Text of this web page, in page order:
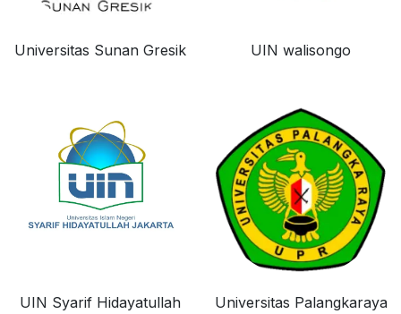
Universitas Sunan Gresik UIN walisongo
UIN Syarif Hidayatullah
Universitas Palangkaraya